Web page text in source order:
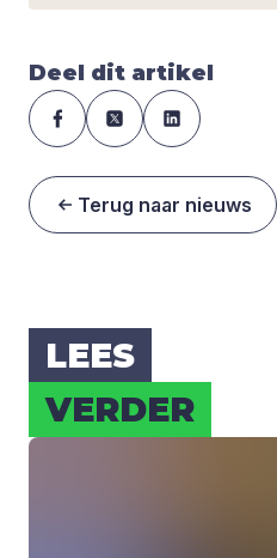
Deel dit artikel
Terug naar nieuws
LEES
VER­DER